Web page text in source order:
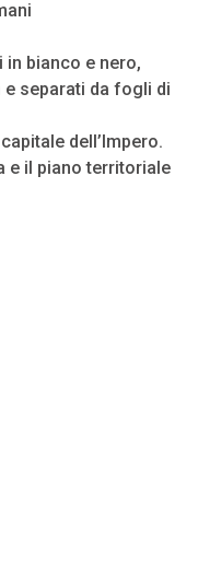
bianco e nero,
separati da fogli di
dell’Impero.
e il piano territoriale